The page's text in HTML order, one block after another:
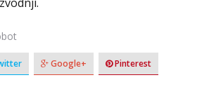
Google+ Pinterest